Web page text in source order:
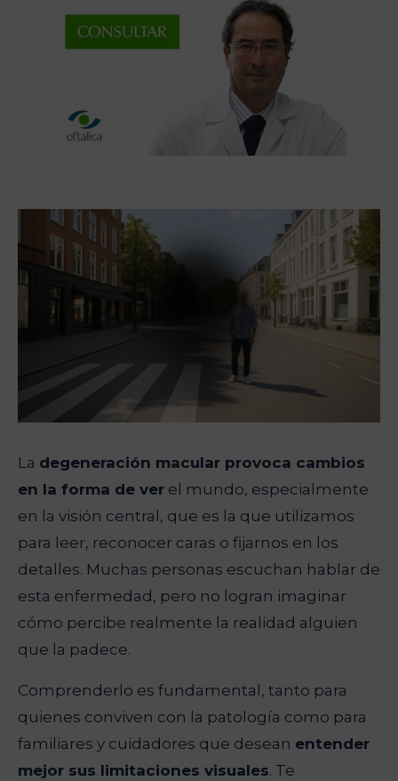
La degeneración macular provoca cambios
en la forma de ver el mundo, especialmente
en la visión central, que es la que utilizamos
para leer, reconocer caras o fijarnos en los
detalles. Muchas personas escuchan hablar de
esta enfermedad, pero no logran imaginar
cómo percibe realmente la realidad alguien
que la padece.
Comprenderlo es fundamental, tanto para
quienes conviven con la patología como para
familiares y cuidadores que desean entender
mejor sus limitaciones visuales. Te